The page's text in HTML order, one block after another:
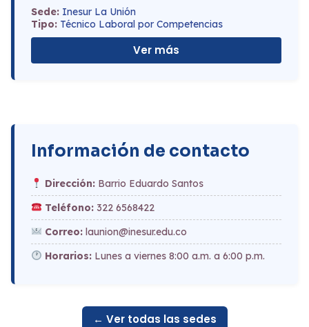
Sede: Inesur La Unión
Tipo: Técnico Laboral por Competencias
Ver más
Información de contacto
Dirección:Barrio Eduardo Santos
Teléfono:322 6568422
Correo:launion@inesur.edu.co
Horarios:Lunes a viernes 8:00 a.m. a 6:00 p.m.
← Ver todas las sedes